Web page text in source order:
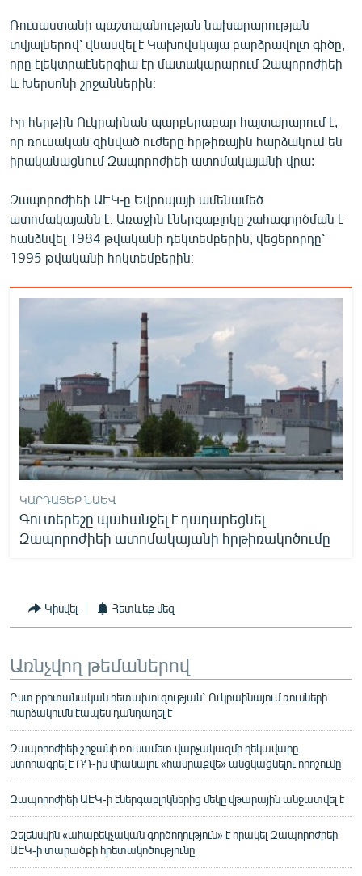
Ռուսաստանի պաշտպանության նախարարության
տվյալներով՝ վնասվել է Կախովսկայա բարձրավոլտ գիծը,
որը էլեկտրաէներգիա էր մատակարարում Զապորոժիեի
և Խերսոնի շրջաններին։
Իր հերթին Ուկրաինան պարբերաբար հայտարարում է,
որ ռուսական զինված ուժերը հրթիռային հարձակում են
իրականացնում Զապորոժիեի ատոմակայանի վրա:
Զապորոժիեի ԱԷԿ-ը Եվրոպայի ամենամեծ
ատոմակայանն է։ Առաջին էներգաբլոկը շահագործման է
հանձնվել 1984 թվականի դեկտեմբերին, վեցերորդը՝
1995 թվականի հոկտեմբերին։
ԿԱՐԴԱՑԵՔ ՆԱԵՎ
Գուտերեշը պահանջել է դադարեցնել
Զապորոժիեի ատոմակայանի հրթիռակոծումը
Կիսվել Հետևեք մեզ
Առնչվող թեմաներով
Ըստ բրիտանական հետախուզության` Ուկրաինայում ռուսների
հարձակումն էապես դանդաղել է
Զապորոժիեի շրջանի ռուսամետ վարչակազմի ղեկավարը
ստորագրել է ՌԴ-ին միանալու «հանրաքվե» անցկացնելու որոշումը
Զապորոժիեի ԱԷԿ-ի էներգաբլոկներից մեկը վթարային անջատվել է
Զելենսկին «ահաբեկչական գործողություն» է որակել Զապորոժիեի
ԱԷԿ-ի տարածքի հրետակոծությունը